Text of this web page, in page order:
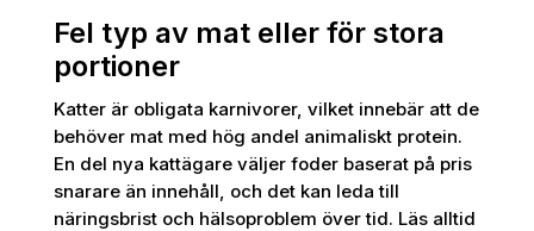
Fel typ av mat eller för stora
portioner
Katter är obligata karnivorer, vilket innebär att de
behöver mat med hög andel animaliskt protein.
En del nya kattägare väljer foder baserat på pris
snarare än innehåll, och det kan leda till
näringsbrist och hälsoproblem över tid. Läs alltid